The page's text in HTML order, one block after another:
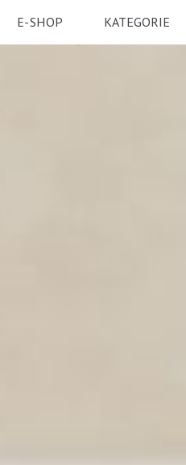
E-SHOP KATEGORIE